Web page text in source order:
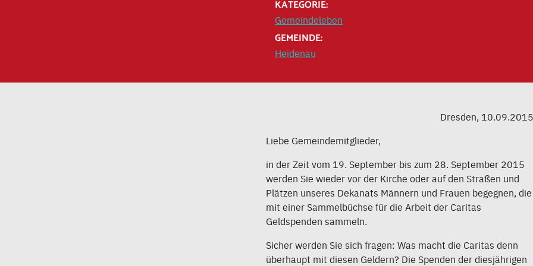
KATEGORIE:
Gemeindeleben
GEMEINDE:
Heidenau
Dresden, 10.09.2015
Liebe Gemeindemitglieder,
in der Zeit vom 19. September bis zum 28. September 2015
werden Sie wieder vor der Kirche oder auf den Straßen und
Plätzen unseres Dekanats Männern und Frauen begegnen, die
mit einer Sammelbüchse für die Arbeit der Caritas
Geldspenden sammeln.
Sicher werden Sie sich fragen: Was macht die Caritas denn
überhaupt mit diesen Geldern? Die Spenden der diesjährigen